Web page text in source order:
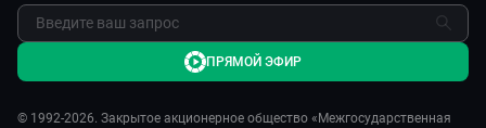
© 1992-2026. Закрытое акционерное общество «Межгосударственная
ПРЯМОЙ ЭФИР